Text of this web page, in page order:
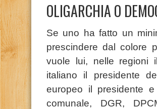
OLIGARCHIA O
Se uno ha fatto un
prescindere dal colore
vuole lui, nelle regioni
italiano il presidente
europeo il presidente
comunale, DGR,